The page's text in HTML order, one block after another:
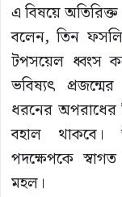
এ বিষয়ে
বলেন, তিন
টপসয়েল ধ্বংস
ভবিষ্যৎ
ধরনের অপরাধের
বহাল থাকবে।
পদক্ষেপকে
মহল।